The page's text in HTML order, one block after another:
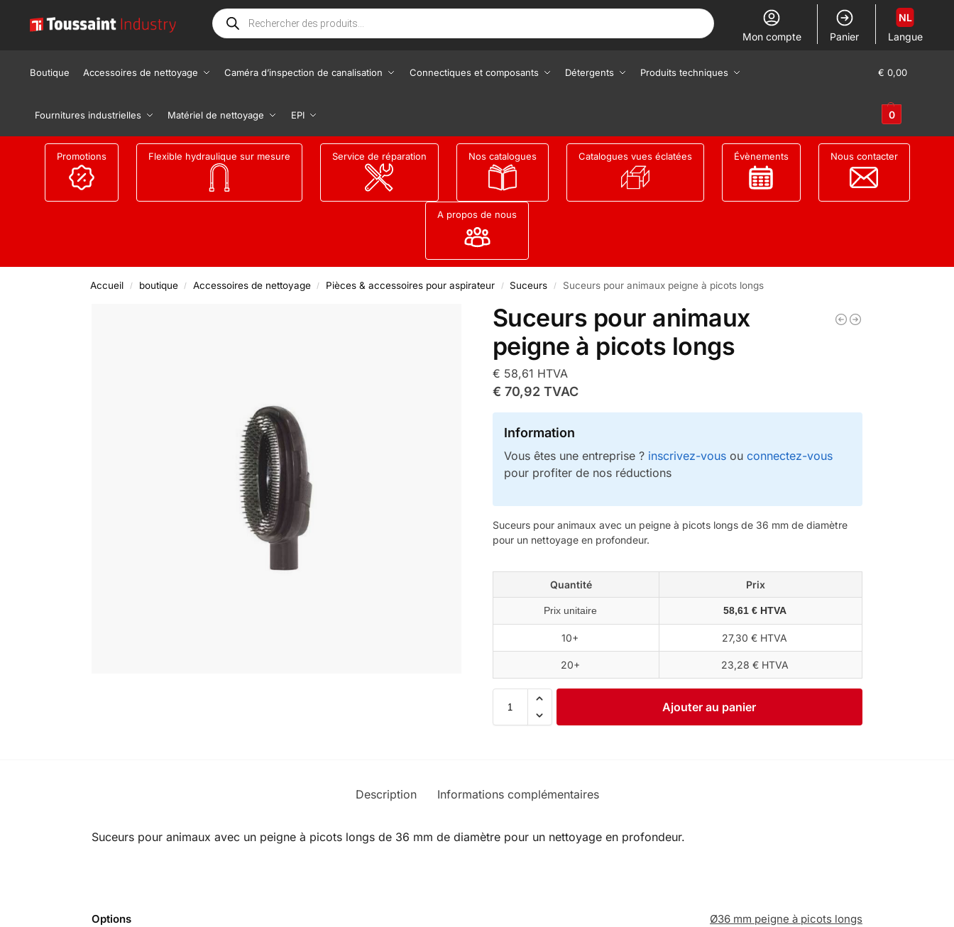
Mon compte Panier Langue
NL
Boutique Accessoires de nettoyage Caméra d’inspection de canalisation Connectiques et composants Détergents Produits techniques
Fournitures industrielles Matériel de nettoyage EPI
€ 0,00
0
Promotions Flexible hydraulique sur mesure Service de réparation Nos catalogues Catalogues vues éclatées Évènements Nous contacter
A propos de nous
Accueil / boutique / Accessoires de nettoyage / Pièces & accessoires pour aspirateur / Suceurs / Suceurs pour animaux peigne à picots longs
Suceurs pour animaux
peigne à picots longs
€ 58,61 HTVA
€ 70,92 TVAC
Information
Vous êtes une entreprise ? inscrivez-vousou connectez-vous
pour profiter de nos réductions
Suceurs pour animaux avec un peigne à picots longs de 36 mm de diamètre
pour un nettoyage en profondeur.
Quantité Prix
Prix unitaire 58,61 € HTVA
10+ 27,30 € HTVA
20+ 23,28 € HTVA
Ajouter au panier
Description Informations complémentaires
Suceurs pour animaux avec un peigne à picots longs de 36 mm de diamètre pour un nettoyage en profondeur.
Options Ø36 mm peigne à picots longs